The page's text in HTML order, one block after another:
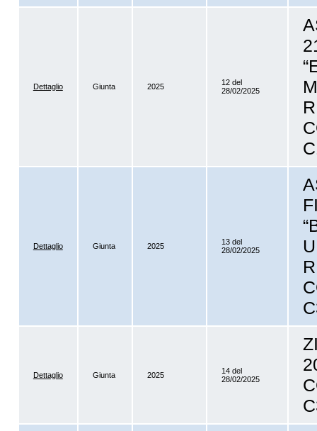
Dettaglio Giunta 2025
12 del
28/02/2025
Dettaglio Giunta 2025
13 del
28/02/2025
Dettaglio Giunta 2025
14 del
28/02/2025